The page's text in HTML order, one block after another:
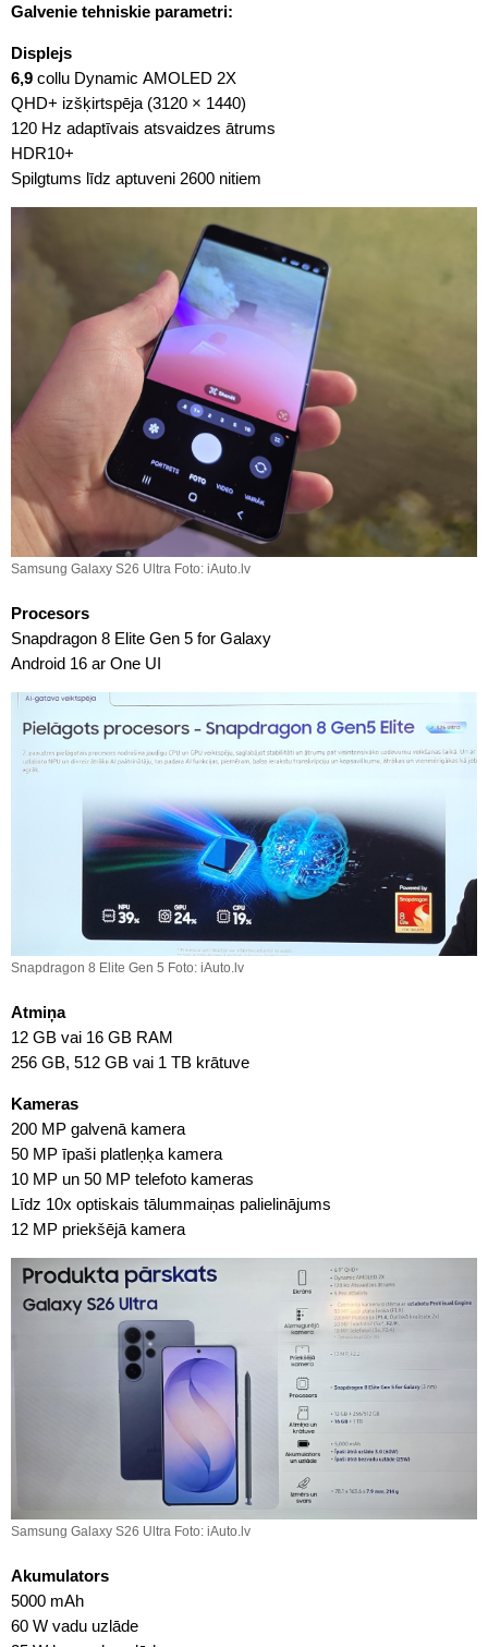
Galvenie tehniskie parametri:
Displejs
6,9 collu Dynamic AMOLED 2X
QHD+ izšķirtspēja (3120 × 1440)
120 Hz adaptīvais atsvaidzes ātrums
HDR10+
Spilgtums līdz aptuveni 2600 nitiem
Samsung Galaxy S26 Ultra Foto: iAuto.lv
Procesors
Snapdragon 8 Elite Gen 5 for Galaxy
Android 16 ar One UI
Snapdragon 8 Elite Gen 5 Foto: iAuto.lv
Atmiņa
12 GB vai 16 GB RAM
256 GB, 512 GB vai 1 TB krātuve
Kameras
200 MP galvenā kamera
50 MP īpaši platleņķa kamera
10 MP un 50 MP telefoto kameras
Līdz 10x optiskais tālummaiņas palielinājums
12 MP priekšējā kamera
Samsung Galaxy S26 Ultra Foto: iAuto.lv
Akumulators
5000 mAh
60 W vadu uzlāde